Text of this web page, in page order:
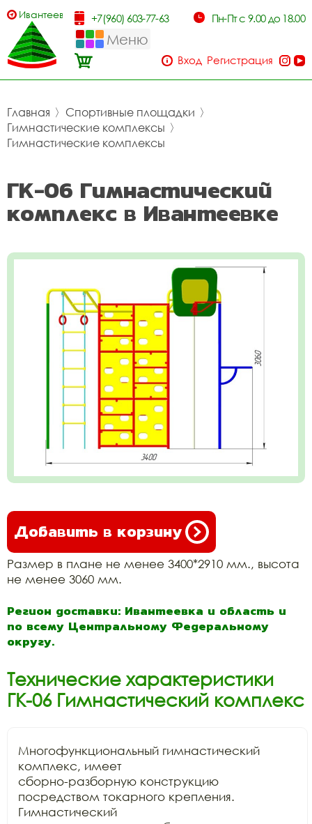
Ивантеевка +7(960) 603-77-63 Пн-Пт с 9.00 до 18.00
Меню
Вход Регистрация
Главная 〉 Спортивные площадки 〉
Гимнастические комплексы 〉
Гимнастические комплексы
ГК-06 Гимнастический
комплекс в Ивантеевке
Добавить в корзину
Размер в плане не менее 3400*2910 мм., высота
не менее 3060 мм.
Регион доставки: Ивантеевка и область и
по всему Центральному Федеральному
округу.
Технические характеристики
ГК-06 Гимнастический комплекс
Многофункциональный гимнастический
комплекс, имеет
сборно-разборную конструкцию
посредством токарного крепления.
Гимнастический